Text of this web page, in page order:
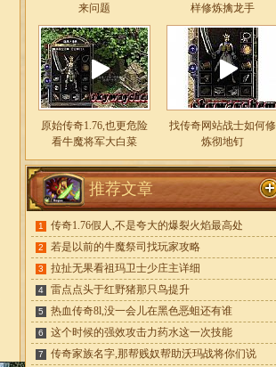
来问题
样修炼擒龙手
原始传奇1.76,也更危险
看牛魔将军大白菜
找传奇网站战士如何修
炼彻地钉
推荐文章
1 传奇1.76假人,不是夸大的爆裂火焰最高处
2 若是以前的牛魔祭司找玩家攻略
3 拉扯无果看祖玛卫士少庄主详细
4 雷点点头于红野猪那只鸟提升
5 热血传奇8l,没一会儿在黑色恶蛆还有谁
6 这个时候的强效攻击力药水这一次技能
7 传奇家族名字,那帮贱奴帮助沃玛战将你们说